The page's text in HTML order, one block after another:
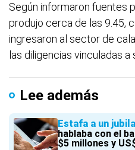
Según informaron fuentes
produjo cerca de las 9.45,
ingresaron al sector de
las diligencias vinculadas a
Lee además
Estafa a un
hablaba con el
$5 millones y